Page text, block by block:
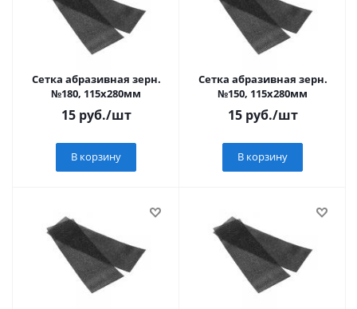
Сетка абразивная зерн.
№180, 115х280мм
15руб./шт
В корзину
Сетка абразивная зерн.
№150, 115х280мм
15руб./шт
В корзину